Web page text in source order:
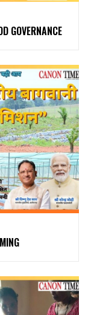
GOVERNANCE